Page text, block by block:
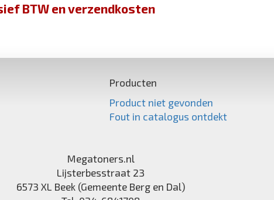
BTW en verzendkosten
Producten
Product niet gevonden
Fout in catalogus ontdekt
Megatoners.nl
Lijsterbesstraat 23
6573 XL Beek (Gemeente Berg en Dal)